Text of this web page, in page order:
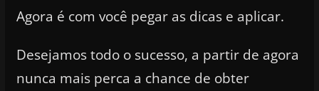
Agora é com você pegar as dicas e aplicar.
Desejamos todo o sucesso, a partir de agora
nunca mais perca a chance de obter